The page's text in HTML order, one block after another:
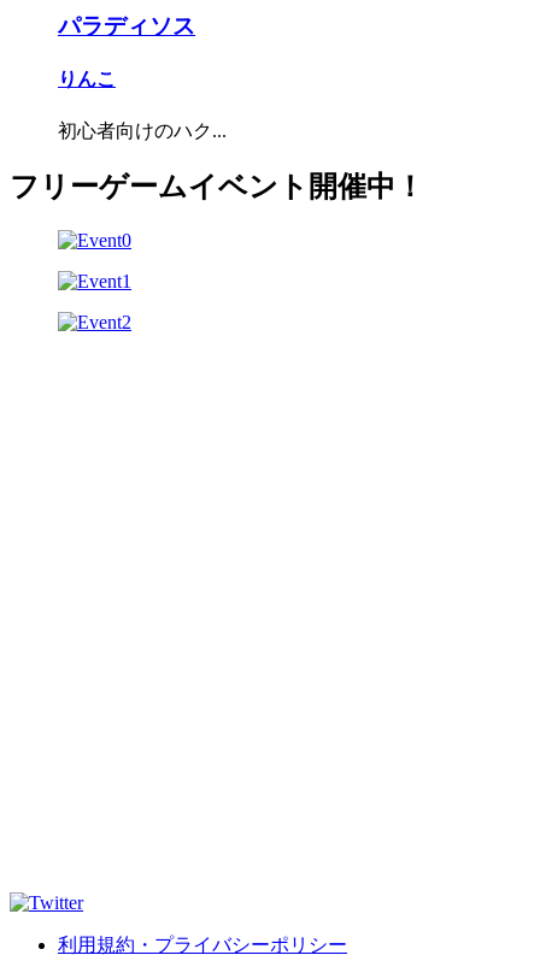
パラディソス
りんこ
初心者向けのハク...
フリーゲームイベント開催中！
利用規約・プライバシーポリシー